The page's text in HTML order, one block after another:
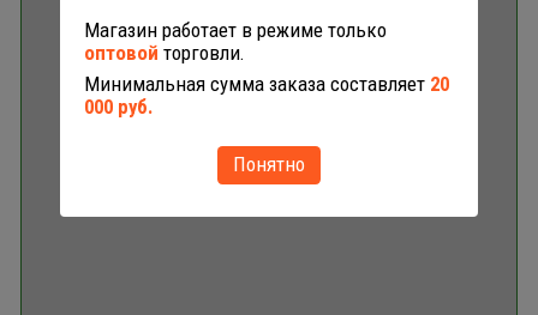
Магазин работает в режиме только
оптовой торговли.
Минимальная сумма заказа составляет 20
000 руб.
Понятно